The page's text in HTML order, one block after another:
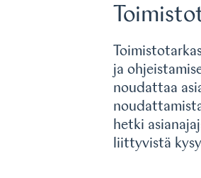
ja
noudattaa
hetki
liittyvistä